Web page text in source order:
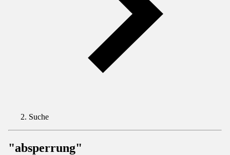
Suche
"absperrung"